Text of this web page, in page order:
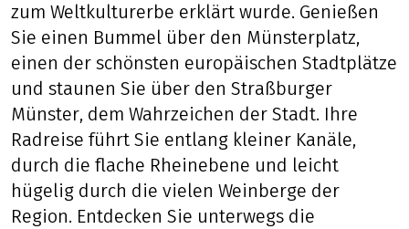
zum Weltkulturerbe erklärt wurde. Genießen
Sie einen Bummel über den Münsterplatz,
einen der schönsten europäischen Stadtplätze
und staunen Sie über den Straßburger
Münster, dem Wahrzeichen der Stadt. Ihre
Radreise führt Sie entlang kleiner Kanäle,
durch die flache Rheinebene und leicht
hügelig durch die vielen Weinberge der
Region. Entdecken Sie unterwegs die